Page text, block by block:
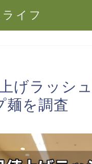
イフ
上げラッシ
麺を調査